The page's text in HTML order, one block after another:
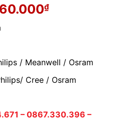
₫Giá
1.660.000₫.
/ Meanwell / Osram
Cree / Osram
– 0867.330.396 –